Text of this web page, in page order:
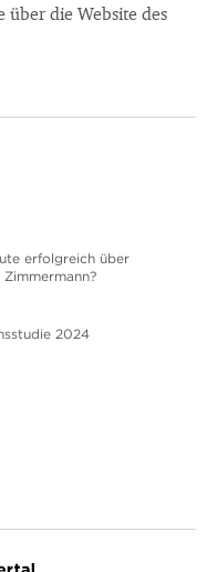
über die Website des
erfolgreich über
2024